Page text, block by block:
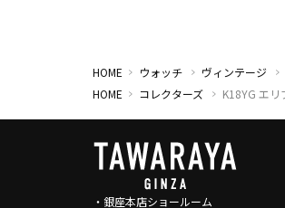
HOME ウォッチ ヴィンテージ
HOME
コレクターズ K18YG エリ
・銀座本店ショールーム